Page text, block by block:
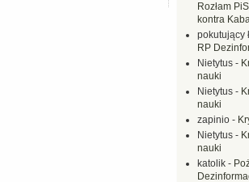
Rozłam
kontra
pokutujący
RP
Nietytus -
nauki
Nietytus -
nauki
zapinio -
Nietytus -
nauki
katolik -